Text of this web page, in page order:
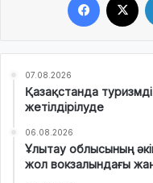
07.08.2026
Қазақстанда
жетілдірілуде
06.08.2026
Ұлытау облысының
жол вокзалындағы